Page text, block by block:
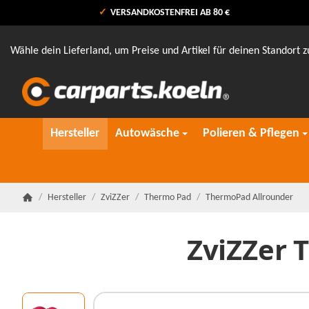
VERSANDKOSTENFREI AB 80 €
Wähle dein Lieferland, um Preise und Artikel für deinen Standort
Hersteller Autowäsche Polieren & Pflegen
/ Hersteller / ZviZZer / Thermo Pad / ThermoPad Allrounder
ZviZZer